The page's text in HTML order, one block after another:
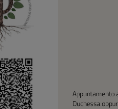
Appuntamento
Duchessa